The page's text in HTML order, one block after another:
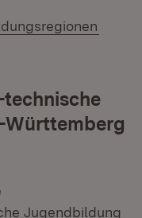
Jugendbildung